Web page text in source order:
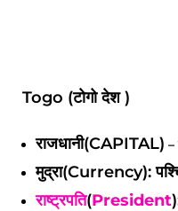
Togo (टोगो देश )
राजधानी(CAPITAL) –
मुद्रा(Currency):
राष्ट्रपति(President